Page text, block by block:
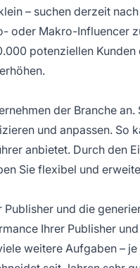
– suchen derzeit
oder Makro-Influencer
potenziellen Kunden
der Branche
und anpassen. So
anbietet. Durch den
Sie flexibel und
und die
Ihrer Publisher
weitere Aufgaben –